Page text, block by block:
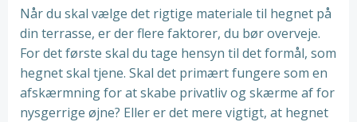
Når du skal vælge det rigtige materiale til hegnet på
din terrasse, er der flere faktorer, du bør overveje.
For det første skal du tage hensyn til det formål, som
hegnet skal tjene. Skal det primært fungere som en
afskærmning for at skabe privatliv og skærme af for
nysgerrige øjne? Eller er det mere vigtigt, at hegnet